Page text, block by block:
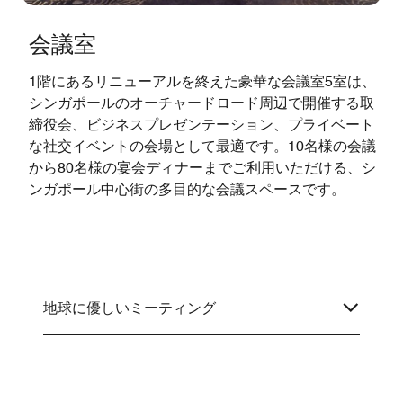
会議室
1階にあるリニューアルを終えた豪華な会議室5室は、
シンガポールのオーチャードロード周辺で開催する取
締役会、ビジネスプレゼンテーション、プライベート
な社交イベントの会場として最適です。10名様の会議
から80名様の宴会ディナーまでご利用いただける、シ
ンガポール中心街の多目的な会議スペースです。
地球に優しいミーティング